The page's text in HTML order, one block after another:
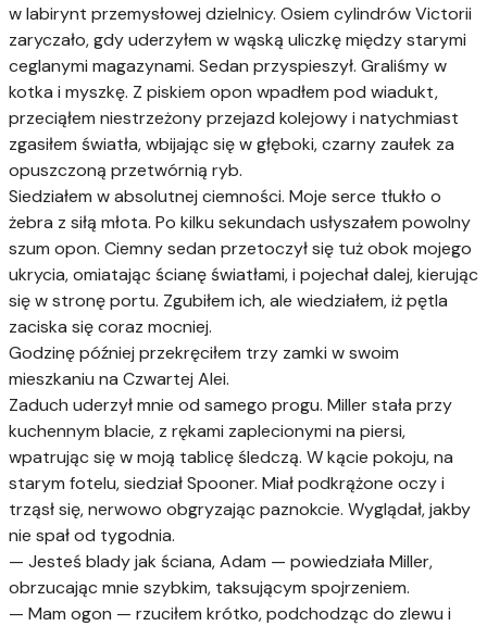
w labirynt przemysłowej dzielnicy. Osiem cylindrów Victorii
zaryczało, gdy uderzyłem w wąską uliczkę między starymi
ceglanymi magazynami. Sedan przyspieszył. Graliśmy w
kotka i myszkę. Z piskiem opon wpadłem pod wiadukt,
przeciąłem niestrzeżony przejazd kolejowy i natychmiast
zgasiłem światła, wbijając się w głęboki, czarny zaułek za
opuszczoną przetwórnią ryb.
Siedziałem w absolutnej ciemności. Moje serce tłukło o
żebra z siłą młota. Po kilku sekundach usłyszałem powolny
szum opon. Ciemny sedan przetoczył się tuż obok mojego
ukrycia, omiatając ścianę światłami, i pojechał dalej, kierując
się w stronę portu. Zgubiłem ich, ale wiedziałem, iż pętla
zaciska się coraz mocniej.
Godzinę później przekręciłem trzy zamki w swoim
mieszkaniu na Czwartej Alei.
Zaduch uderzył mnie od samego progu. Miller stała przy
kuchennym blacie, z rękami zaplecionymi na piersi,
wpatrując się w moją tablicę śledczą. W kącie pokoju, na
starym fotelu, siedział Spooner. Miał podkrążone oczy i
trząsł się, nerwowo obgryzając paznokcie. Wyglądał, jakby
nie spał od tygodnia.
— Jesteś blady jak ściana, Adam — powiedziała Miller,
obrzucając mnie szybkim, taksującym spojrzeniem.
— Mam ogon — rzuciłem krótko, podchodząc do zlewu i